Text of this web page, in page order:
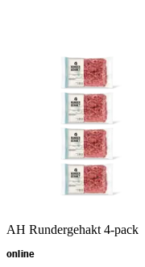
AH Rundergehakt 4-pack
online